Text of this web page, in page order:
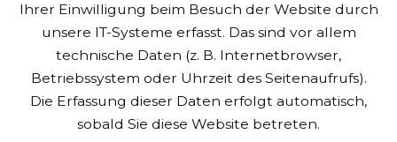
Ihrer Einwilligung beim Besuch der Website durch
unsere IT-Systeme erfasst. Das sind vor allem
technische Daten (z. B. Internetbrowser,
Betriebssystem oder Uhrzeit des Seitenaufrufs).
Die Erfassung dieser Daten erfolgt automatisch,
sobald Sie diese Website betreten.